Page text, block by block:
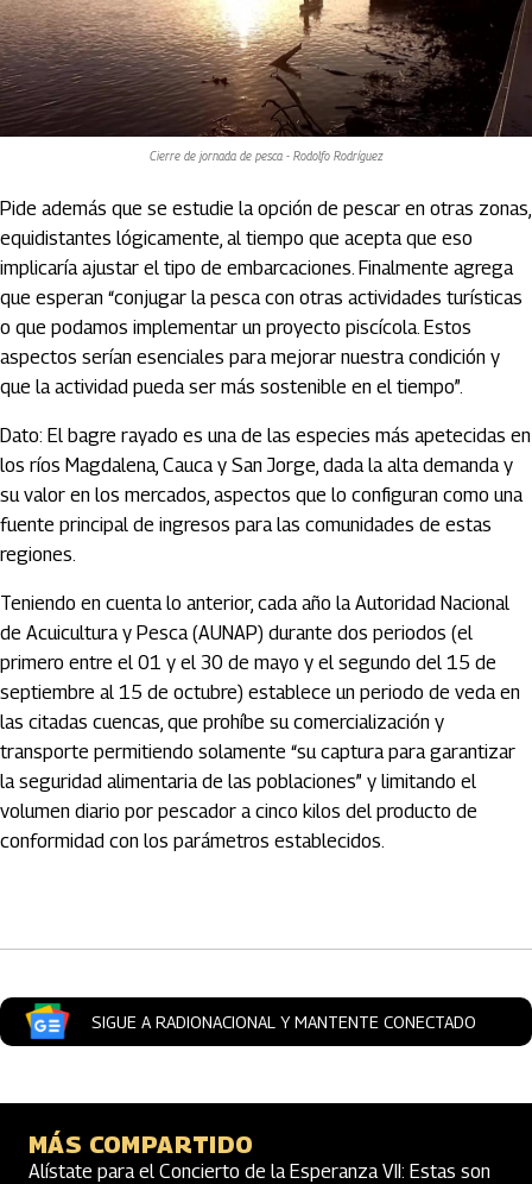
Cierre de jornada de pesca - Rodolfo Rodríguez
Pide además que se estudie la opción de pescar en otras zonas,
equidistantes lógicamente, al tiempo que acepta que eso
implicaría ajustar el tipo de embarcaciones. Finalmente agrega
que esperan “conjugar la pesca con otras actividades turísticas
o que podamos implementar un proyecto piscícola. Estos
aspectos serían esenciales para mejorar nuestra condición y
que la actividad pueda ser más sostenible en el tiempo”.
Dato: El bagre rayado es una de las especies más apetecidas en
los ríos Magdalena, Cauca y San Jorge, dada la alta demanda y
su valor en los mercados, aspectos que lo configuran como una
fuente principal de ingresos para las comunidades de estas
regiones.
Teniendo en cuenta lo anterior, cada año la Autoridad Nacional
de Acuicultura y Pesca (AUNAP) durante dos periodos (el
primero entre el 01 y el 30 de mayo y el segundo del 15 de
septiembre al 15 de octubre) establece un periodo de veda en
las citadas cuencas, que prohíbe su comercialización y
transporte permitiendo solamente “su captura para garantizar
la seguridad alimentaria de las poblaciones” y limitando el
volumen diario por pescador a cinco kilos del producto de
conformidad con los parámetros establecidos.
SIGUE A RADIONACIONAL Y MANTENTE CONECTADO
MÁS COMPARTIDO
Alístate para el Concierto de la Esperanza VII: Estas son